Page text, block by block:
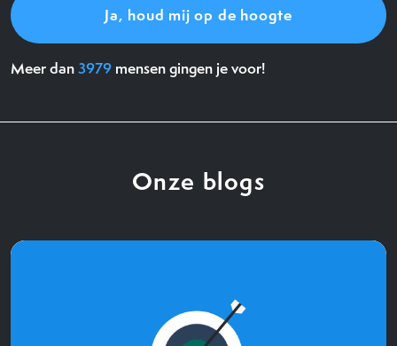
Meer dan3979 mensen gingen je voor!
Onze blogs